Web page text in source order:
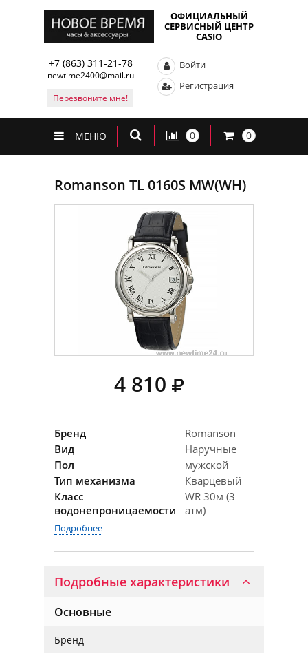
ОФИЦИАЛЬНЫЙ
СЕРВИСНЫЙ ЦЕНТР
CASIO
+7 (863) 311-21-78
newtime2400@mail.ru
Перезвоните мне!
Войти
Регистрация
МЕНЮ 0 0
Romanson TL 0160S MW(WH)
4 810
Бренд
Romanson
Вид
Наручные
Пол
мужской
Тип механизма
Кварцевый
Класс
водонепроницаемости
WR 30м (3
атм)
Подробнее
Подробные характеристики
Основные
Бренд